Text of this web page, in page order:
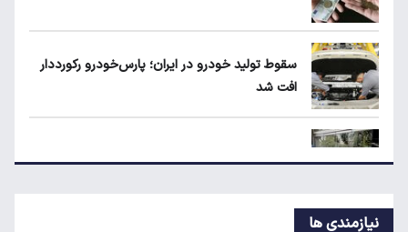
شرط جدید دریافت یارانه و کالابرگ
سقوط تولید خودرو در ایران؛ پارس‌خودرو رکورددار
افت شد
قیمت روز خودروهای داخلی و مونتاژی در بازار آزاد
نیازمندی ها